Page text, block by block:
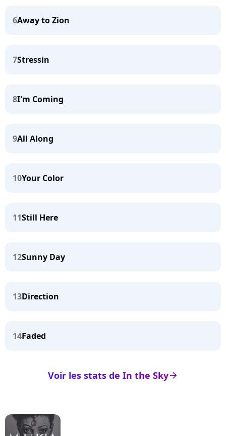
6Away to Zion
7Stressin
8I'm Coming
9All Along
10Your Color
11Still Here
12Sunny Day
13Direction
14Faded
arrow_right
Voir les stats de In the Sky